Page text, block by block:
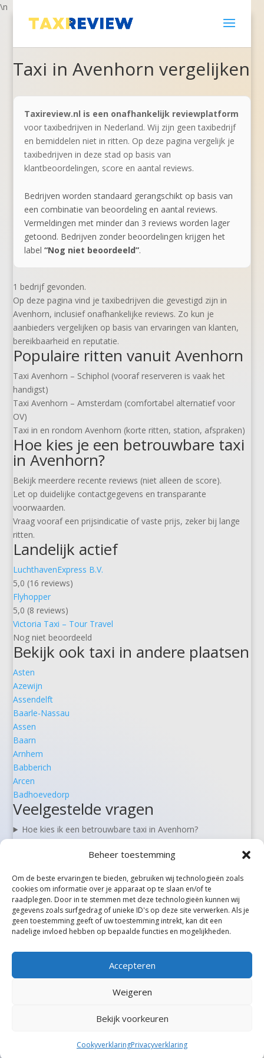
Beheer toestemming
Om de beste ervaringen te bieden, gebruiken wij technologieën zoals
cookies om informatie over je apparaat op te slaan en/of te
raadplegen. Door in te stemmen met deze technologieën kunnen wij
gegevens zoals surfgedrag of unieke ID's op deze site verwerken. Als je
geen toestemming geeft of uw toestemming intrekt, kan dit een
nadelige invloed hebben op bepaalde functies en mogelijkheden.
Accepteren
Weigeren
Bekijk voorkeuren
CookyverklaringPrivacyverklaring
\n
Taxi in Avenhorn vergelijken
Taxireview.nl is een onafhankelijk reviewplatform
voor taxibedrijven in Nederland. Wij zijn geen taxibedrijf
en bemiddelen niet in ritten. Op deze pagina vergelijk je
taxibedrijven in deze stad op basis van
klantbeoordelingen, score en aantal reviews.
Bedrijven worden standaard gerangschikt op basis van
een combinatie van beoordeling en aantal reviews.
Vermeldingen met minder dan 3 reviews worden lager
getoond. Bedrijven zonder beoordelingen krijgen het
label“Nog niet beoordeeld”.
1 bedrijf gevonden.
Op deze pagina vind je taxibedrijven die gevestigd zijn in
Avenhorn, inclusief onafhankelijke reviews. Zo kun je
aanbieders vergelijken op basis van ervaringen van klanten,
bereikbaarheid en reputatie.
Populaire ritten vanuit Avenhorn
Taxi Avenhorn – Schiphol (vooraf reserveren is vaak het
handigst)
Taxi Avenhorn – Amsterdam (comfortabel alternatief voor
OV)
Taxi in en rondom Avenhorn (korte ritten, station, afspraken)
Hoe kies je een betrouwbare taxi
in Avenhorn?
Bekijk meerdere recente reviews (niet alleen de score).
Let op duidelijke contactgegevens en transparante
voorwaarden.
Vraag vooraf een prijsindicatie of vaste prijs, zeker bij lange
ritten.
Landelijk actief
LuchthavenExpress B.V.
5,0 (16 reviews)
Flyhopper
5,0 (8 reviews)
Victoria Taxi – Tour Travel
Nog niet beoordeeld
Bekijk ook taxi in andere plaatsen
Asten
Azewijn
Assendelft
Baarle-Nassau
Assen
Baarn
Arnhem
Babberich
Arcen
Badhoevedorp
Veelgestelde vragen
Hoe kies ik een betrouwbare taxi in Avenhorn?
Kan ik een taxi in Avenhorn vooraf reserveren?
Zijn er 24/7 taxi’s beschikbaar in Avenhorn?
Kan ik in Avenhorn ook rolstoel- of zorgvervoer boeken?
Alle steden
©Taxireview, alle rechten voorbehouden.